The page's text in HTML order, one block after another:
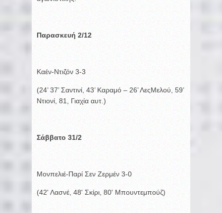
Παρασκευή 2/12
Καέν-Ντιζόν 3-3
(24’ 37’ Σαντινί, 43’ Καραμό – 26’ ΛεςΜελού, 59’
Ντιονί, 81, Γιαχία αυτ.)
Σάββατο 31/2
Μονπελιέ-Παρί Σεν Ζερμέν 3-0
(42' Λασνέ, 48' Σκίρι, 80' Μπουντεμπούζ)